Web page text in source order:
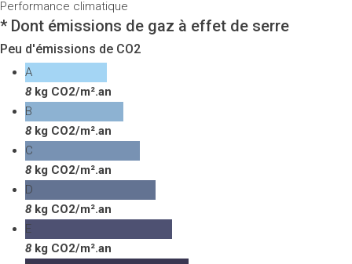
Performance climatique
* Dont émissions de gaz à effet de serre
Peu d'émissions de CO2
A
8 kg CO2/m².an
B
8 kg CO2/m².an
C
8 kg CO2/m².an
D
8 kg CO2/m².an
E
8 kg CO2/m².an